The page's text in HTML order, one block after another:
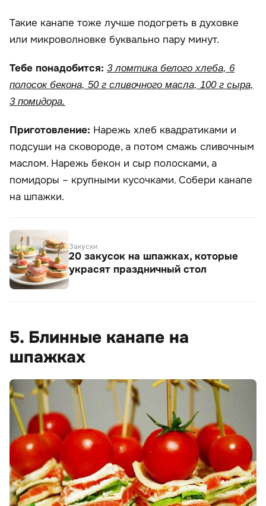
Такие канапе тоже лучше подогреть в духовке
или микроволновке буквально пару минут.
Тебе понадобится: 3 ломтика белого хлеба, 6
полосок бекона, 50 г сливочного масла, 100 г сыра,
3 помидора.
Приготовление: Нарежь хлеб квадратиками и
подсуши на сковороде, а потом смажь сливочным
маслом. Нарежь бекон и сыр полосками, а
помидоры – крупными кусочками. Собери канапе
на шпажки.
Закуски
20 закусок на шпажках, которые
украсят праздничный стол
5. Блинные канапе на
шпажках